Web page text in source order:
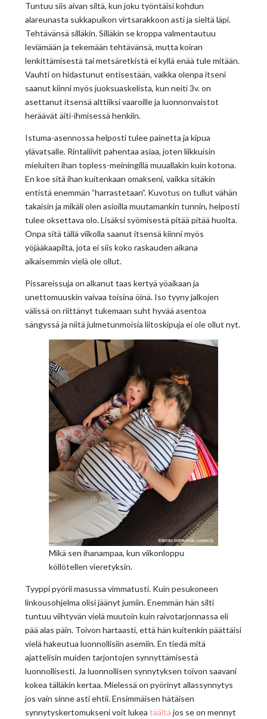
Tuntuu siis aivan siltä, kun joku työntäisi kohdun
alareunasta sukkapuikon virtsarakkoon asti ja sieltä läpi.
Tehtävänsä silläkin. Silläkin se kroppa valmentautuu
leviämään ja tekemään tehtävänsä, mutta koiran
lenkittämisestä tai metsäretkistä ei kyllä enää tule mitään.
Vauhti on hidastunut entisestään, vaikka olenpa itseni
saanut kiinni myös juoksuaskelista, kun neiti 3v. on
asettanut itsensä alttiiksi vaaroille ja luonnonvaistot
heräävät äiti-ihmisessä henkiin.
Istuma-asennossa helposti tulee painetta ja kipua
ylävatsalle. Rintaliivit pahentaa asiaa, joten liikkuisin
mieluiten ihan topless-meiningillä muuallakin kuin kotona.
En koe sitä ihan kuitenkaan omakseni, vaikka sitäkin
entistä enemmän ”harrastetaan”. Kuvotus on tullut vähän
takaisin ja mikäli olen asioilla muutamankin tunnin, helposti
tulee oksettava olo. Lisäksi syömisestä pitää pitää huolta.
Onpa sitä tällä viikolla saanut itsensä kiinni myös
yöjääkaapilta, jota ei siis koko raskauden aikana
aikaisemmin vielä ole ollut.
Pissareissuja on alkanut taas kertyä yöaikaan ja
unettomuuskin vaivaa toisina öinä. Iso tyyny jalkojen
välissä on riittänyt tukemaan suht hyvää asentoa
sängyssä ja niitä julmetunmoisia liitoskipuja ei ole ollut nyt.
Mikä sen ihanampaa, kun viikonloppu
köllötellen vieretyksin.
Tyyppi pyörii masussa vimmatusti. Kuin pesukoneen
linkousohjelma olisi jäänyt jumiin. Enemmän hän silti
tuntuu viihtyvän vielä muutoin kuin raivotarjonnassa eli
pää alas päin. Toivon hartaasti, että hän kuitenkin päättäisi
vielä hakeutua luonnollisiin asemiin. En tiedä mitä
ajattelisin muiden tarjontojen synnyttämisestä
luonnollisesti. Ja luonnollisen synnytyksen toivon saavani
kokea tälläkin kertaa. Mielessä on pyörinyt allassynnytys
jos vain sinne asti ehtii. Ensimmäisen hätäisen
synnytyskertomukseni voit lukeatäältä jos se on mennyt